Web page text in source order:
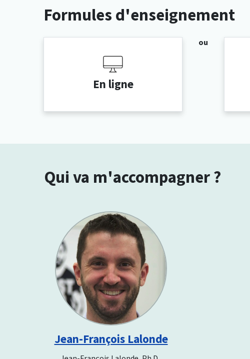
Formules d'enseignement
En ligne
ou
Qui va m'accompagner ?
Jean-François Lalonde